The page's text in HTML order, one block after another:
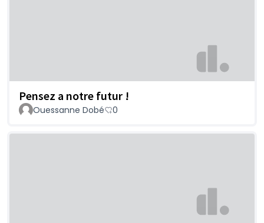
Pensez a notre futur !
Ouessanne Dobé 0